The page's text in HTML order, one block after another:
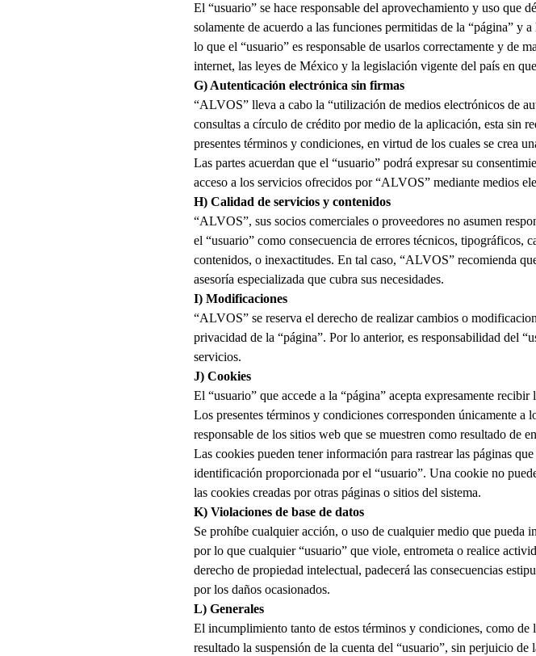
El “usuario” se hace responsable del aprovechamiento y uso que
solamente de acuerdo a las funciones permitidas de la “página” y
lo que el “usuario” es responsable de usarlos correctamente y de
internet, las leyes de México y la legislación vigente del país en
G) Autenticación electrónica sin firmas
“ALVOS” lleva a cabo la “utilización de medios electrónicos de
consultas a círculo de crédito por medio de la aplicación, esta sin
presentes términos y condiciones, en virtud de los cuales se crea
Las partes acuerdan que el “usuario” podrá expresar su
acceso a los servicios ofrecidos por “ALVOS” mediante medios
H) Calidad de servicios y contenidos
“ALVOS”, sus socios comerciales o proveedores no asumen
el “usuario” como consecuencia de errores técnicos, tipográficos,
contenidos, o inexactitudes. En tal caso, “ALVOS” recomienda
asesoría especializada que cubra sus necesidades.
I) Modificaciones
“ALVOS” se reserva el derecho de realizar cambios o
privacidad de la “página”. Por lo anterior, es responsabilidad del
servicios.
J) Cookies
El “usuario” que accede a la “página” acepta expresamente
Los presentes términos y condiciones corresponden únicamente a
responsable de los sitios web que se muestren como resultado de
Las cookies pueden tener información para rastrear las páginas
identificación proporcionada por el “usuario”. Una cookie no
las cookies creadas por otras páginas o sitios del sistema.
K) Violaciones de base de datos
Se prohíbe cualquier acción, o uso de cualquier medio que pueda
por lo que cualquier “usuario” que viole, entrometa o realice
derecho de propiedad intelectual, padecerá las consecuencias
por los daños ocasionados.
L) Generales
El incumplimiento tanto de estos términos y condiciones, como de
resultado la suspensión de la cuenta del “usuario”, sin perjuicio